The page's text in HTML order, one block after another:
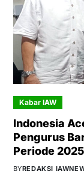
Kabar IAW
Indonesia
Pengurus
Periode
BYREDAKSI